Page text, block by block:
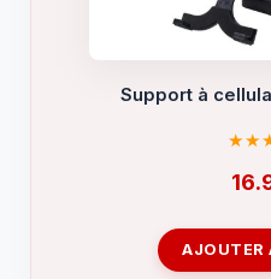
Support à
AJOUTER